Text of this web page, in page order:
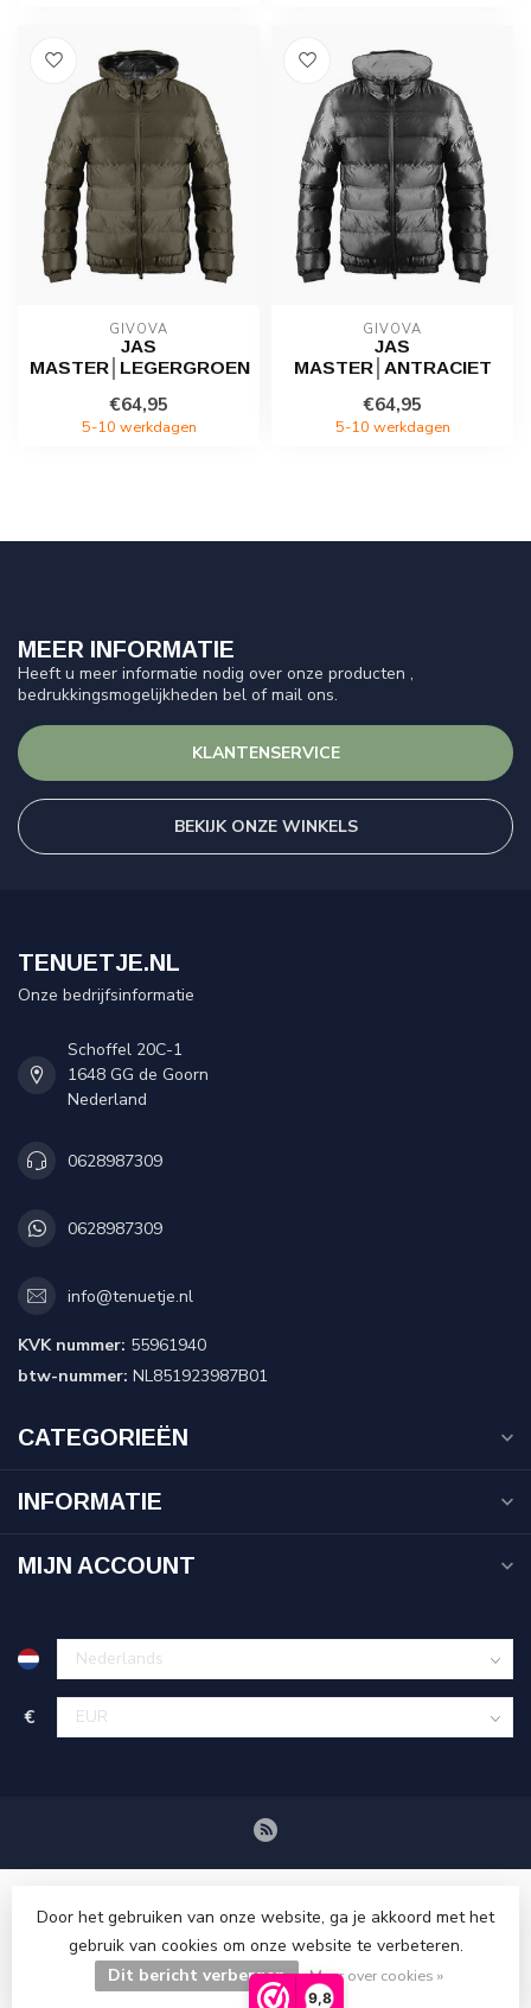
9,8
GIVOVA
JAS
MASTER│LEGERGROEN
€64,95
5-10 werkdagen
GIVOVA
JAS
MASTER│ANTRACIET
€64,95
5-10 werkdagen
MEER INFORMATIE
Heeft u meer informatie nodig over onze producten ,
bedrukkingsmogelijkheden bel of mail ons.
KLANTENSERVICE
BEKIJK ONZE WINKELS
TENUETJE.NL
Onze bedrijfsinformatie
Schoffel 20C-1
1648 GG de Goorn
Nederland
0628987309
0628987309
info@tenuetje.nl
KVK nummer: 55961940
btw-nummer: NL851923987B01
CATEGORIEËN
INFORMATIE
MIJN ACCOUNT
€
© Copyright 2026 Tenuetje.nl
Door het gebruiken van onze website, ga je akkoord met het
gebruik van cookies om onze website te verbeteren.
Dit bericht verbergen
Meer over cookies »